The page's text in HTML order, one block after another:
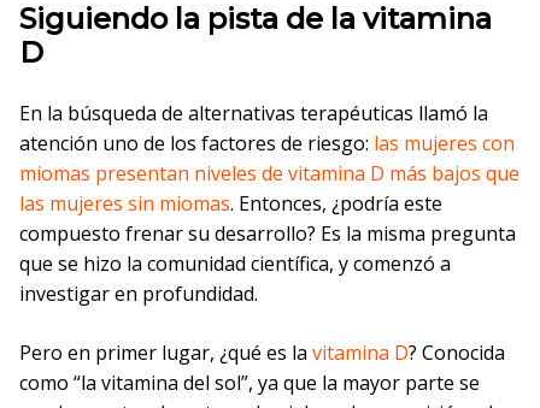
Siguiendo la pista de la vitamina
D
En la búsqueda de alternativas terapéuticas llamó la
atención uno de los factores de riesgo: las mujeres con
miomas presentan niveles de vitamina D más bajos que
las mujeres sin miomas. Entonces, ¿podría este
compuesto frenar su desarrollo? Es la misma pregunta
que se hizo la comunidad científica, y comenzó a
investigar en profundidad.
Pero en primer lugar, ¿qué es la vitamina D? Conocida
como “la vitamina del sol”, ya que la mayor parte se